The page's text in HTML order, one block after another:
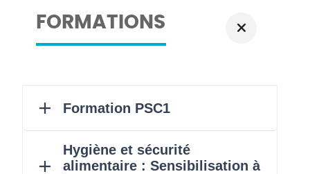
FORMATIONS